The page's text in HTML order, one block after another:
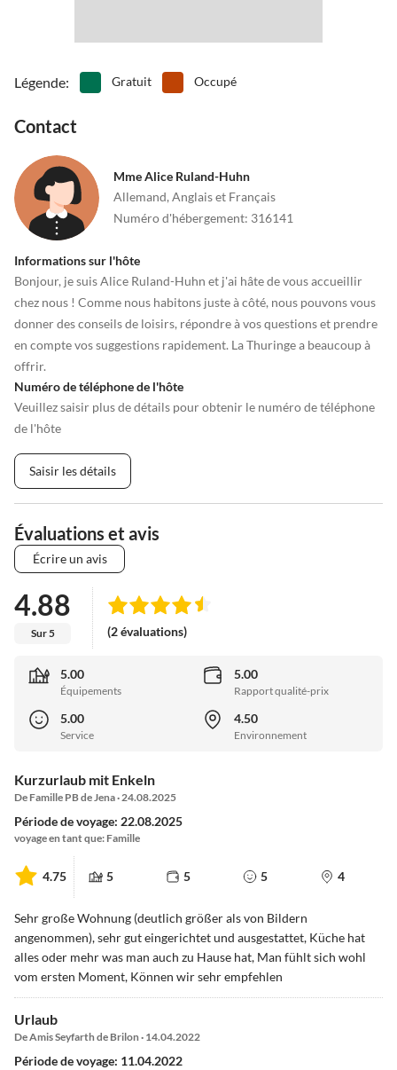
Légende: Gratuit Occupé
Contact
Mme Alice Ruland-Huhn
Allemand, Anglais et Français
Numéro d'hébergement: 316141
Informations sur l'hôte
Bonjour, je suis Alice Ruland-Huhn et j'ai hâte de vous accueillir
chez nous ! Comme nous habitons juste à côté, nous pouvons vous
donner des conseils de loisirs, répondre à vos questions et prendre
en compte vos suggestions rapidement. La Thuringe a beaucoup à
offrir.
Numéro de téléphone de l'hôte
Veuillez saisir plus de détails pour obtenir le numéro de téléphone
de l'hôte
Saisir les détails
Évaluations et avis
Écrire un avis
4.88
Sur 5 (2 évaluations)
5.00
Équipements
5.00
Rapport qualité-prix
5.00
Service
4.50
Environnement
Kurzurlaub mit Enkeln
De Famille PB de Jena · 24.08.2025
Période de voyage: 22.08.2025
voyage en tant que: Famille
4.75 5 5 5 4
Sehr große Wohnung (deutlich größer als von Bildern
angenommen), sehr gut eingerichtet und ausgestattet, Küche hat
alles oder mehr was man auch zu Hause hat, Man fühlt sich wohl
vom ersten Moment, Können wir sehr empfehlen
Urlaub
De Amis Seyfarth de Brilon · 14.04.2022
Période de voyage: 11.04.2022